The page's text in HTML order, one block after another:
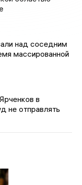
над соседним
массированной
в
не отправлять